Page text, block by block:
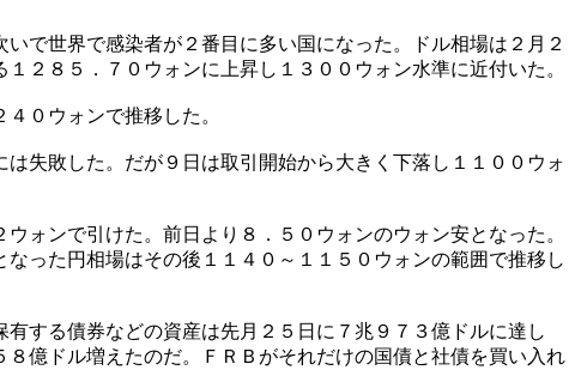
で世界で感染者が２番目に多い国になった。ドル相場は２月２
２８５．７０ウォンに上昇し１３００ウォン水準に近付いた。
０ウォンで推移した。
失敗した。だが９日は取引開始から大きく下落し１１００ウォ
ォンで引けた。前日より８．５０ウォンのウォン安となった。
った円相場はその後１１４０～１１５０ウォンの範囲で推移し
する債券などの資産は先月２５日に７兆９７３億ドルに達し
億ドル増えたのだ。ＦＲＢがそれだけの国債と社債を買い入れ